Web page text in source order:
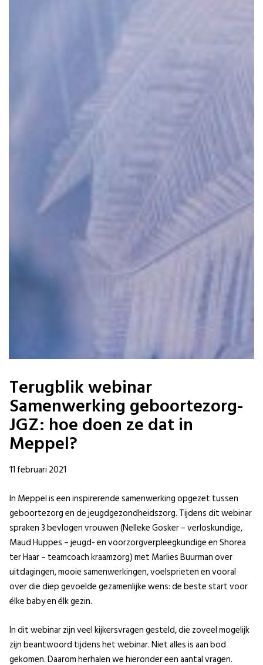
Terugblik webinar
Samenwerking geboortezorg-
JGZ: hoe doen ze dat in
Meppel?
11 februari 2021
In Meppel is een inspirerende samenwerking opgezet tussen
geboortezorg en de jeugdgezondheidszorg. Tijdens dit webinar
spraken 3 bevlogen vrouwen (Nelleke Gosker – verloskundige,
Maud Huppes – jeugd- en voorzorgverpleegkundige en Shorea
ter Haar – teamcoach kraamzorg) met Marlies Buurman over
uitdagingen, mooie samenwerkingen, voelsprieten en vooral
over die diep gevoelde gezamenlijke wens: de beste start voor
élke baby en élk gezin.
In dit webinar zijn veel kijkersvragen gesteld, die zoveel mogelijk
zijn beantwoord tijdens het webinar. Niet alles is aan bod
gekomen. Daarom herhalen we hieronder een aantal vragen.